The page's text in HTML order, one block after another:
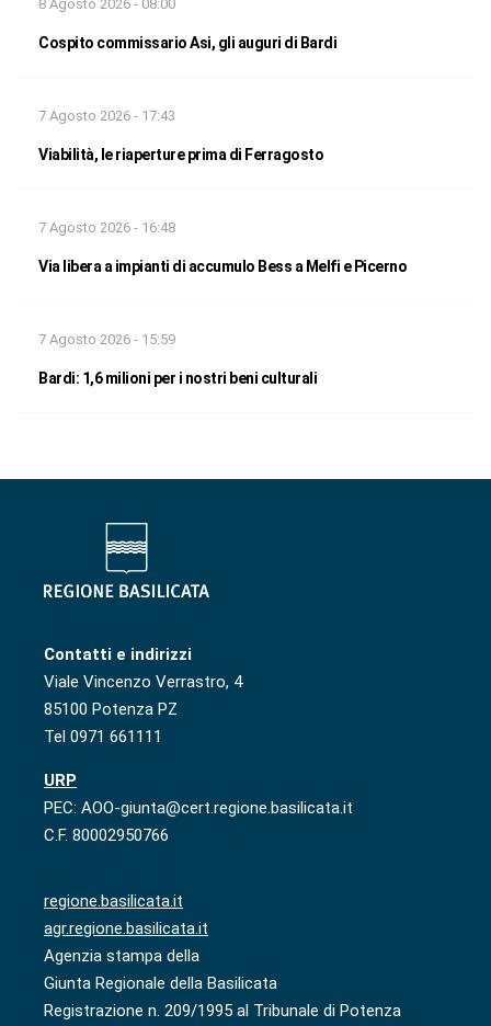
8 Agosto 2026 - 08:00
Cospito commissario Asi, gli auguri di Bardi
7 Agosto 2026 - 17:43
Viabilità, le riaperture prima di Ferragosto
7 Agosto 2026 - 16:48
Via libera a impianti di accumulo Bess a Melfi e Picerno
7 Agosto 2026 - 15:59
Bardi: 1,6 milioni per i nostri beni culturali
Contatti e indirizzi
Viale Vincenzo Verrastro, 4
85100 Potenza PZ
Tel 0971 661111
URP
PEC: AOO-giunta@cert.regione.basilicata.it
C.F. 80002950766
regione.basilicata.it
agr.regione.basilicata.it
Agenzia stampa della
Giunta Regionale della Basilicata
Registrazione n. 209/1995 al Tribunale di Potenza